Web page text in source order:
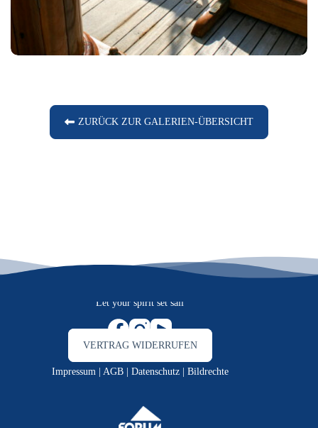
ZURÜCK ZUR GALERIEN-ÜBERSICHT
Let your spirit set sail
VERTRAG WIDERRUFEN
Impressum AGB Datenschutz Bildrechte